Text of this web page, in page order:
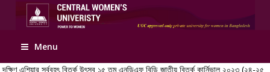
Apply Online
Menu
দক্ষিণ এশিয়ার সর্ববৃহৎ বিতর্ক উৎসব ১৫ তম এনডিএফ বিডি জাতীয় বিতর্ক কার্নিভাল ২০২৩ (২৪-২৫